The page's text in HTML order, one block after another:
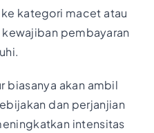
kategori macet atau
pembayaran
biasanya akan ambil
dan perjanjian
intensitas